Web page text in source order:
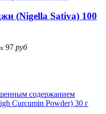
(Nigella Sativa) 100
x 97 руб